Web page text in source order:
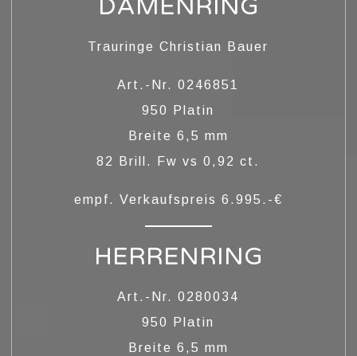
DAMENRING
Trauringe Christian Bauer
Art.-Nr. 0246851
950 Platin
Breite 6,5 mm
82 Brill. Fw vs 0,92 ct.
empf. Verkaufspreis 6.995.-€
HERRENRING
Art.-Nr. 0280034
950 Platin
Breite 6,5 mm